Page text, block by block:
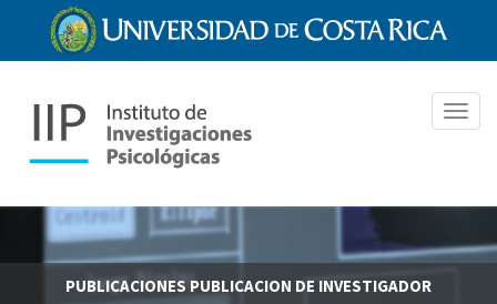
contenido
PUBLICACIONES PUBLICACION DE INVESTIGADOR